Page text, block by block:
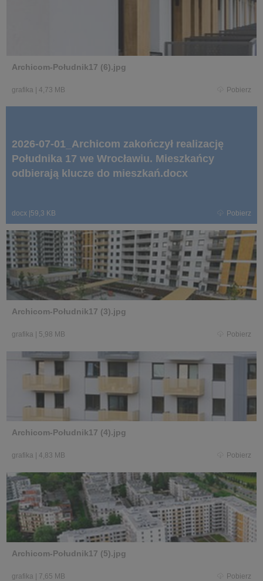
Archicom-Południk17 (6).jpg
grafika 4,73 MB Pobierz
2026-07-01_Archicom zakończył realizację
Południka 17 we Wrocławiu. Mieszkańcy
odbierają klucze do mieszkań.docx
docx 59,3 KB Pobierz
Archicom-Południk17 (3).jpg
grafika 5,98 MB Pobierz
Archicom-Południk17 (4).jpg
grafika 4,83 MB Pobierz
Archicom-Południk17 (5).jpg
grafika 7,65 MB Pobierz